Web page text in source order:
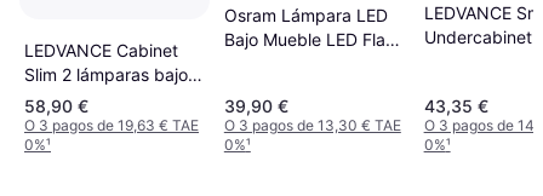
LEDVANCE Cabinet
Slim 2 lámparas bajo
mueble 30 - Blanco
Iluminación de banco
58,90 €
O 3 pagos de 19,63 € TAE
0%¹
Osram Lámpara LED
Bajo Mueble LED Flat
banco
39,90 €
O 3 pagos de 13,30 € TAE
0%¹
LEDVANCE
Undercabinet
43,35 €
O 3 pagos de
0%¹